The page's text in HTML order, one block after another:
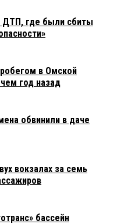
ДТП, где были сбиты
в Омской
год назад
обвинили в даче
вокзалах за семь
бассейн